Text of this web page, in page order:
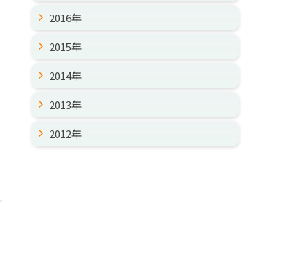
2016年
2015年
2014年
2013年
2012年